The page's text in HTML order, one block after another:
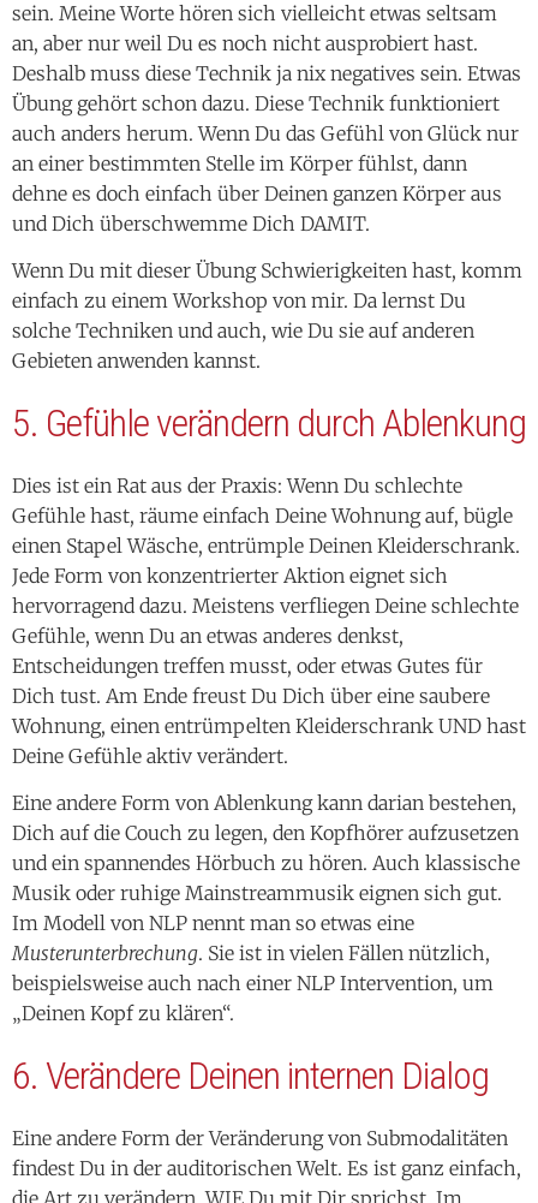
sein. Meine Worte hören sich vielleicht etwas seltsam
an, aber nur weil Du es noch nicht ausprobiert hast.
Deshalb muss diese Technik ja nix negatives sein. Etwas
Übung gehört schon dazu. Diese Technik funktioniert
auch anders herum. Wenn Du das Gefühl von Glück nur
an einer bestimmten Stelle im Körper fühlst, dann
dehne es doch einfach über Deinen ganzen Körper aus
und Dich überschwemme Dich DAMIT.
Wenn Du mit dieser Übung Schwierigkeiten hast, komm
einfach zu einem Workshop von mir. Da lernst Du
solche Techniken und auch, wie Du sie auf anderen
Gebieten anwenden kannst.
5. Gefühle verändern durch Ablenkung
Dies ist ein Rat aus der Praxis: Wenn Du schlechte
Gefühle hast, räume einfach Deine Wohnung auf, bügle
einen Stapel Wäsche, entrümple Deinen Kleiderschrank.
Jede Form von konzentrierter Aktion eignet sich
hervorragend dazu. Meistens verfliegen Deine schlechte
Gefühle, wenn Du an etwas anderes denkst,
Entscheidungen treffen musst, oder etwas Gutes für
Dich tust. Am Ende freust Du Dich über eine saubere
Wohnung, einen entrümpelten Kleiderschrank UND hast
Deine Gefühle aktiv verändert.
Eine andere Form von Ablenkung kann darian bestehen,
Dich auf die Couch zu legen, den Kopfhörer aufzusetzen
und ein spannendes Hörbuch zu hören. Auch klassische
Musik oder ruhige Mainstreammusik eignen sich gut.
Im Modell von NLP nennt man so etwas eine
Musterunterbrechung. Sie ist in vielen Fällen nützlich,
beispielsweise auch nach einer NLP Intervention, um
„Deinen Kopf zu klären“.
6. Verändere Deinen internen Dialog
Eine andere Form der Veränderung von Submodalitäten
findest Du in der auditorischen Welt. Es ist ganz einfach,
die Art zu verändern, WIE Du mit Dir sprichst. Im